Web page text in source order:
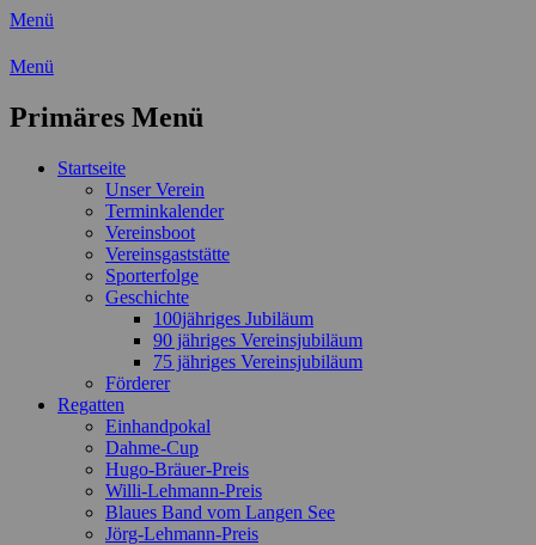
Menü
Wassersport-Verein 1921 e.V.
Freizeit mit der ganzen Familie
Menü
Primäres Menü
Zum
Startseite
Unser Verein
Terminkalender
Vereinsboot
Vereinsgaststätte
Sporterfolge
Geschichte
100jähriges Jubiläum
90 jähriges Vereinsjubiläum
75 jähriges Vereinsjubiläum
Förderer
Regatten
Einhandpokal
Dahme-Cup
Hugo-Bräuer-Preis
Willi-Lehmann-Preis
Blaues Band vom Langen See
Jörg-Lehmann-Preis